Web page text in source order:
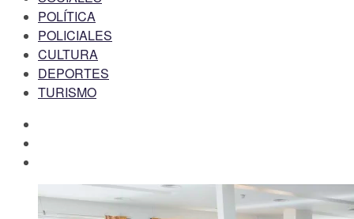
POLÍTICA
POLICIALES
CULTURA
DEPORTES
TURISMO